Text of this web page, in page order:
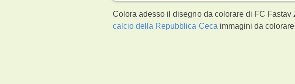
Colora adesso il disegno da colorare di FC
calcio della Repubblica Ceca immagini da